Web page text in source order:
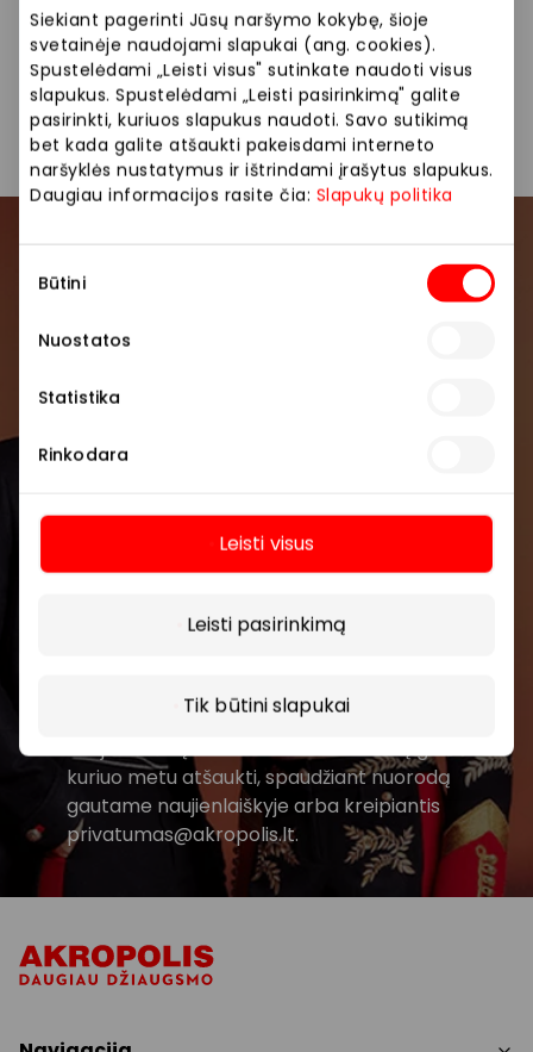
Siekiant pagerinti Jūsų naršymo kokybę, šioje
svetainėje naudojami slapukai (ang. cookies).
Spustelėdami „Leisti visus" sutinkate naudoti visus
slapukus. Spustelėdami „Leisti pasirinkimą" galite
pasirinkti, kuriuos slapukus naudoti. Savo sutikimą
bet kada galite atšaukti pakeisdami interneto
naršyklės nustatymus ir ištrindami įrašytus slapukus.
Daugiau informacijos rasite čia: Slapukų politika
pasirinkimas
Būtini
Nuostatos
Statistika
Rinkodara
Leisti visus
Leisti pasirinkimą
Tik būtini slapukai
informacijos: https://www.smartposti.lt/
Paslaugos Pašto paslaugos
Pirmieji sužinokite apie geriausius pasiūlymus,
PPC AKROPOLIS naujienas. Dėl to AKROPOLIS
GROUP, UAB Tavo el. pašto duomenis tvarkys
naujienlaiškių siuntimo tikslu. Sutikimą galėsi bet
kuriuo metu atšaukti, spaudžiant nuorodą
gautame naujienlaiškyje arba kreipiantis
privatumas@akropolis.lt.
Daugiau